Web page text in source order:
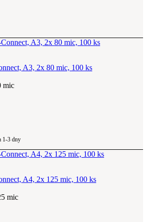
A3, 2x 80 mic, 100 ks
mic
1-3 dny
A4, 2x 125 mic, 100 ks
mic